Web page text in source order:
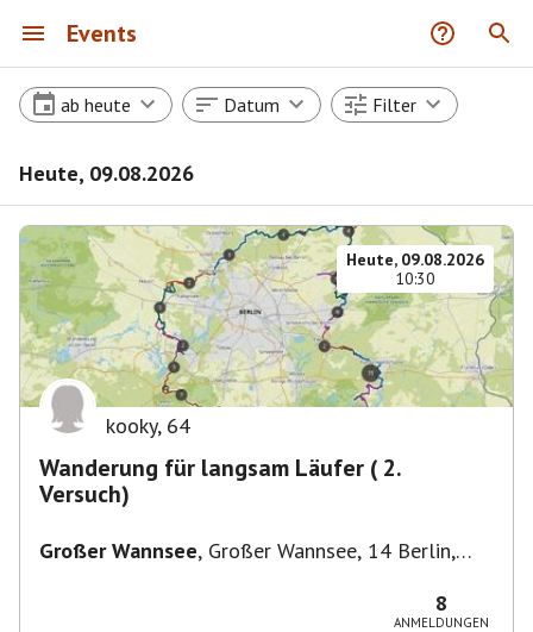
Events
ab heute Datum Filter
Heute, 09.08.2026
Heute, 09.08.2026
10:30
kooky, 64
Wanderung für langsam Läufer ( 2.
Versuch)
Großer Wannsee, Großer Wannsee, 14 Berlin,
8
ANMELDUNGEN